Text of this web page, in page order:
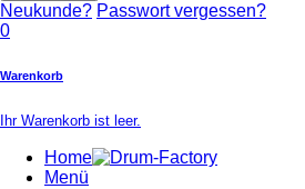
Neukunde? Passwort vergessen?
0
Warenkorb
Ihr Warenkorb ist leer.
Home
Menü